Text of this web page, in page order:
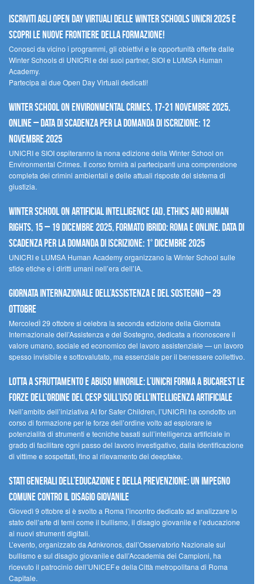
Iscriviti agli Open Day Virtuali delle Winter Schools UNICRI 2025 e
scopri le nuove frontiere della formazione!
Conosci da vicino i programmi, gli obiettivi e le opportunità offerte dalle
Winter Schools di UNICRI e dei suoi partner, SIOI e LUMSA Human
Academy.
Partecipa ai due Open Day Virtuali dedicati!
Winter School on Environmental Crimes, 17-21 novembre 2025,
Online – Data di scadenza per la domanda di iscrizione: 12
novembre 2025
UNICRI e SIOI ospiteranno la nona edizione della Winter School on
Environmental Crimes. Il corso fornirà ai partecipanti una comprensione
completa dei crimini ambientali e delle attuali risposte del sistema di
giustizia.
Winter School on Artificial Intelligence (AI), Ethics and Human
Rights, 15 – 19 dicembre 2025, Formato Ibrido: Roma e online. Data di
scadenza per la domanda di iscrizione: 1° dicembre 2025
UNICRI e LUMSA Human Academy organizzano la Winter School sulle
sfide etiche e i diritti umani nell’era dell’IA.
Giornata internazionale dell’assistenza e del sostegno – 29
ottobre
MercoledÌ 29 ottobre si celebra la seconda edizione della Giornata
Internazionale dell’Assistenza e del Sostegno, dedicata a riconoscere il
valore umano, sociale ed economico del lavoro assistenziale — un lavoro
spesso invisibile e sottovalutato, ma essenziale per il benessere collettivo.
Lotta a sfruttamento e abuso minorile: l’UNICRI forma a Bucarest le
forze dell’ordine del CESP sull’uso dell’Intelligenza Artificiale
Nell’ambito dell’iniziativa AI for Safer Children, l’UNICRI ha condotto un
corso di formazione per le forze dell’ordine volto ad esplorare le
potenzialità di strumenti e tecniche basati sull’intelligenza artificiale in
grado di facilitare ogni passo del lavoro investigativo, dalla identificazione
di vittime e sospettati, fino al rilevamento dei deepfake.
Stati Generali dell’Educazione e della Prevenzione: un impegno
comune contro il disagio giovanile
Giovedì 9 ottobre si è svolto a Roma l’incontro dedicato ad analizzare lo
stato dell’arte di temi come il bullismo, il disagio giovanile e l’educazione
ai nuovi strumenti digitali.
L’evento, organizzato da Adnkronos, dall’Osservatorio Nazionale sul
bullismo e sul disagio giovanile e dall’Accademia dei Campioni, ha
ricevuto il patrocinio dell’UNICEF e della Città metropolitana di Roma
Capitale.